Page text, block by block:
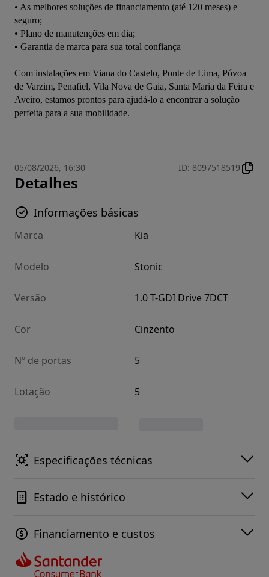
• As melhores soluções de financiamento (até 120 meses) e
seguro;
• Plano de manutenções em dia;
• Garantia de marca para sua total confiança
Com instalações em Viana do Castelo, Ponte de Lima, Póvoa
de Varzim, Penafiel, Vila Nova de Gaia, Santa Maria da Feira e
Aveiro, estamos prontos para ajudá-lo a encontrar a solução
perfeita para a sua mobilidade.
05/08/2026, 16:30 ID: 8097518519
Detalhes
Informações básicas
Marca Kia
Modelo Stonic
Versão 1.0 T-GDI Drive 7DCT
Cor Cinzento
Nº de portas 5
Lotação 5
Especificações técnicas
Estado e histórico
Financiamento e custos